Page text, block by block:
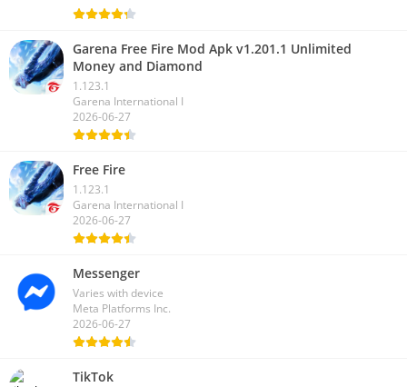
Garena Free Fire Mod Apk v1.201.1 Unlimited
Money and Diamond
1.123.1
Garena International I
2026-06-27
Free Fire
1.123.1
Garena International I
2026-06-27
Messenger
Varies with device
Meta Platforms Inc.
2026-06-27
TikTok